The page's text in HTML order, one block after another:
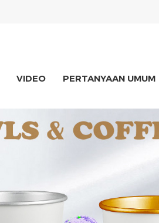
VIDEO PERTANYAAN UMUM